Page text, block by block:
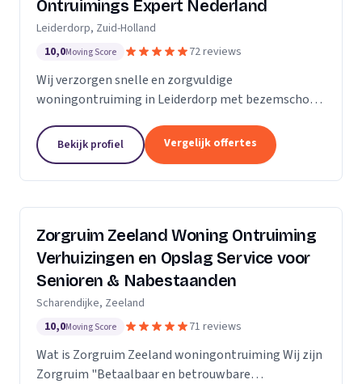
Ontruimings Expert Nederland
Leiderdorp, Zuid-Holland
10,0Moving Score 72 reviews
Wij verzorgen snelle en zorgvuldige
woningontruiming in Leiderdorp met bezemschone
Bekijk profiel Vergelijk offertes
Zorgruim Zeeland Woning Ontruiming
Verhuizingen en Opslag Service voor
Senioren & Nabestaanden
Scharendijke, Zeeland
10,0Moving Score 71 reviews
Wat is Zorgruim Zeeland woningontruiming Wij zijn
Zorgruim "Betaalbaar en betrouwbare